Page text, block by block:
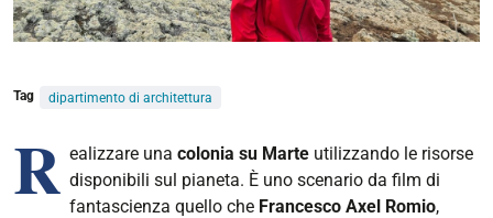
Tag dipartimento di architettura
R ealizzare una colonia su Marte utilizzando le risorse
disponibili sul pianeta. È uno scenario da film di
fantascienza quello che Francesco Axel Romio,